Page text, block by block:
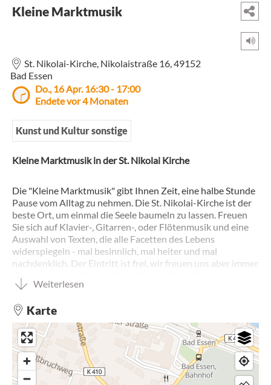
Kleine Marktmusik
St. Nikolai-Kirche, Nikolaistraße 16,49152
Bad Essen
Do., 16 Apr. 16:30 - 17:00
Endete vor 4 Monaten
Kunst und Kultur sonstige
Kleine Marktmusik in der St. Nikolai Kirche
Die "Kleine Marktmusik" gibt Ihnen Zeit, eine halbe Stunde
Pause vom Alltag zu nehmen. Die St. Nikolai-Kirche ist der
beste Ort, um einmal die Seele baumeln zu lassen. Freuen
Sie sich auf Klavier-, Gitarren-, oder Flötenmusik und eine
Auswahl von Texten, die alle Facetten des Lebens
widerspiegeln - mal besinnlich, mal heiter und mal
nachdenklich. Der Eintritt ist frei, wir freuen uns aber immer
über eine kleine Spende. Seien Sie herzlich willkommen!
Weiterlesen
Karte